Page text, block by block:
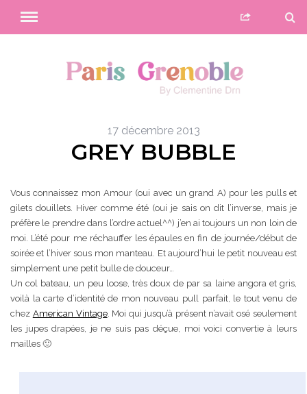
17 décembre 2013
GREY BUBBLE
Vous connaissez mon Amour (oui avec un grand A) pour les pulls et
gilets douillets. Hiver comme été (oui je sais on dit l’inverse, mais je
préfère le prendre dans l’ordre actuel^^) j’en ai toujours un non loin de
moi. L’été pour me réchauffer les épaules en fin de journée/début de
soirée et l’hiver sous mon manteau. Et aujourd’hui le petit nouveau est
simplement une petit bulle de douceur…
Un col bateau, un peu loose, très doux de par sa laine angora et gris,
voilà la carte d’identité de mon nouveau pull parfait, le tout venu de
chez American Vintage. Moi qui jusqu’à présent n’avait osé seulement
les jupes drapées, je ne suis pas déçue, moi voici convertie à leurs
mailles 🙂